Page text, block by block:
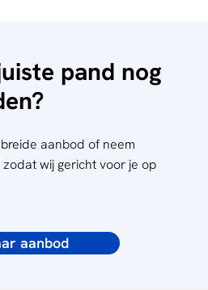
pand nog
aanbod of neem
wij gericht voor je op
aanbod